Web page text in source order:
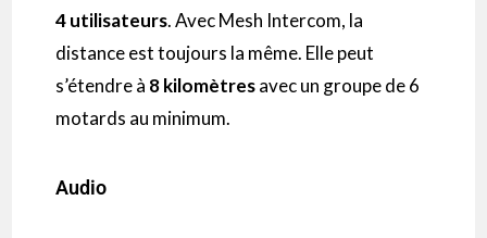
4 utilisateurs. Avec Mesh Intercom, la
distance est toujours la même. Elle peut
s’étendre à 8 kilomètresavec un groupe de 6
motards au minimum.
Audio